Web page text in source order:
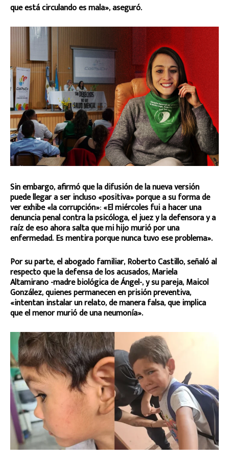
que está circulando es mala», aseguró.
Sin embargo, afirmó que la difusión de la nueva versión
puede llegar a ser incluso «positiva» porque a su forma de
ver exhibe «la corrupción»: «El miércoles fui a hacer una
denuncia penal contra la psicóloga, el juez y la defensora y a
raíz de eso ahora salta que mi hijo murió por una
enfermedad. Es mentira porque nunca tuvo ese problema».
Por su parte, el abogado familiar, Roberto Castillo, señaló al
respecto que la defensa de los acusados, Mariela
Altamirano -madre biológica de Ángel-, y su pareja, Maicol
González, quienes permanecen en prisión preventiva,
«intentan instalar un relato, de manera falsa, que implica
que el menor murió de una neumonía».